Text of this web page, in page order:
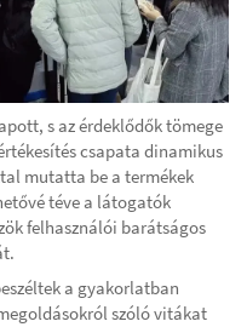
s az érdeklődők tömege
csapata dinamikus
mutatta be a termékek
téve a látogatók
felhasználói barátságos
a gyakorlatban
szóló vitákat